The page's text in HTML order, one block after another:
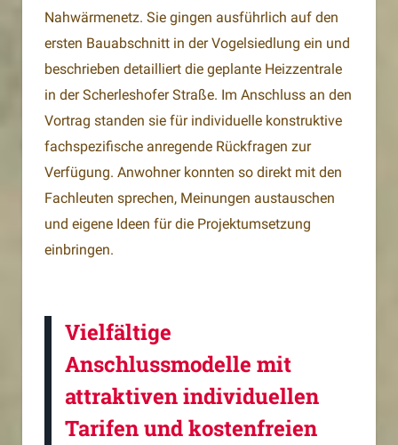
Nahwärmenetz. Sie gingen ausführlich auf den
ersten Bauabschnitt in der Vogelsiedlung ein und
beschrieben detailliert die geplante Heizzentrale
in der Scherleshofer Straße. Im Anschluss an den
Vortrag standen sie für individuelle konstruktive
fachspezifische anregende Rückfragen zur
Verfügung. Anwohner konnten so direkt mit den
Fachleuten sprechen, Meinungen austauschen
und eigene Ideen für die Projektumsetzung
einbringen.
Vielfältige
Anschlussmodelle mit
attraktiven individuellen
Tarifen und kostenfreien